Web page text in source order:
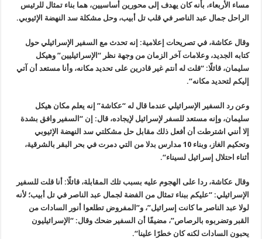
مساء الأربعاء، بأنه كان يهدف إلى محورين أساسيين، هما بناء تمثال للرئيس
الراحل جمال عبد الناصر في قلب تل أبيب، وحل مشكلة سد النهضة الإثيوبي.
وقال عكاشة، في تصريحات إعلامية: إنه تحدث مع السفير الإسرائيلي حول
كتابه الجديد، وعلامات آخر الزمان من وجهة نظر “الإسرائيليين” وهيكل
سليمان، قائلًا: “قلت له أنتم غير قادرين على تحديد مكانه، وأنا مستعد أن آتي
إليكم لتحديد مكانه“.
وعن رد السفير الإسرائيلي عندما قال له “عكاشة” إنه يعلم مكان هيكل
سليمان، وإنه مستعد للسفر لإسرائيل لإيجاده، قال: إن “السفير وافق بشدة
إلا أنني اشترطت أن أفعل ذلك مقابل حل مشكلتي سد النهضة الإثيوبي
وتحكيم الغاز، وبناء 10 مدارس بدلا من التي دمرت في بحر البقر بالشرقية،
أثناء احتلال إسرائيل لسيناء“.
وقال عكاشة، ردا على الهجوم عليه بسبب تلك المقابلة، قائلًا: أنا قلت للسفير
الإسرائيلي: “عليكم ببناء تمثال من الفضة لجمال عبد الناصر في تل أبيب؛ لأنه
لولا عبد الناصر ما كانت إسرائيل”، و”المفروض تطلعوا أنور السادات من
القبر وتضربوه بالرصاص”، مضيفًا أن السفير ضحك وقال: “ الإسرائيليون
يحبون السادات لكنه كان خطرًا علينا“.